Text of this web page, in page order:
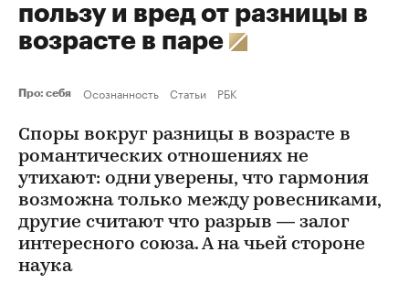
пользу и вред от разницы в
возрасте в паре
Про: себя Осознанность Статьи РБК
Споры вокруг разницы в возрасте в
романтических отношениях не
утихают: одни уверены, что гармония
возможна только между ровесниками,
другие считают что разрыв — залог
интересного союза. А на чьей стороне
наука